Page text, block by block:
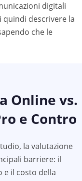
digitali
quindi descrivere la
che le
Online vs.
e Contro
la valutazione
barriere: il
il costo della